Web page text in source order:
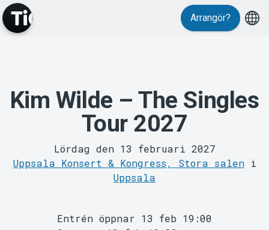
Evenemang
MyTickster
Arrangör?
Kim Wilde – The Singles
Tour 2027
Lördag den 13 februari 2027
Uppsala Konsert & Kongress, Stora saleni
Uppsala
Entrén öppnar 13 feb 19:00